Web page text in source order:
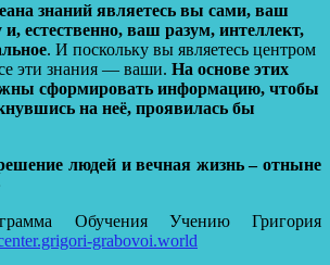
знаний являетесь вы сами, ваш
естественно, ваш разум, интеллект,
. И поскольку вы являетесь центром
эти знания — ваши. На основе этих
сформировать информацию, чтобы
на неё, проявилась бы
людей и вечная жизнь – отныне
Обучения Учению Григория
grabovoi.world